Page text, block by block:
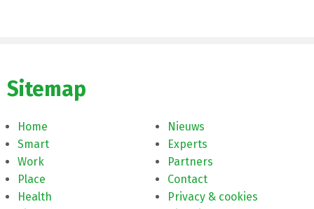
Sitemap
Home
Smart
Work
Place
Health
Nieuws
Experts
Partners
Contact
Privacy & cookies